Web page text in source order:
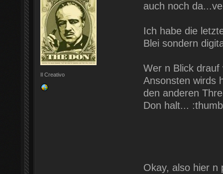
Il Creativo
auch noch
Ich habe die
Blei sondern
Wer n Blick drauf
Ansonsten wirds
den anderen
Don halt...
Okay, also hier n